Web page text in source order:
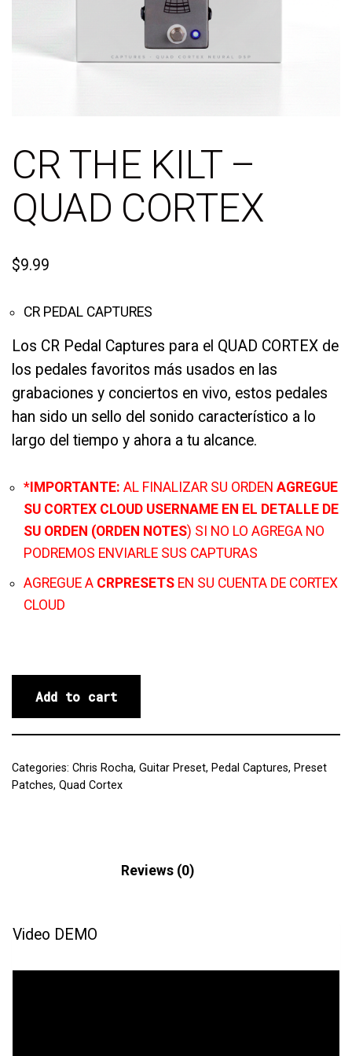
CR THE KILT –
QUAD CORTEX
$9.99
CR PEDAL CAPTURES
Los CR Pedal Captures para el QUAD CORTEX de
los pedales favoritos más usados en las
grabaciones y conciertos en vivo, estos pedales
han sido un sello del sonido característico a lo
largo del tiempo y ahora a tu alcance.
* IMPORTANTE: AL FINALIZAR SU ORDEN AGREGUE
SU CORTEX CLOUD USERNAME EN EL DETALLE DE
SU ORDEN (ORDEN NOTES) SI NO LO AGREGA NO
PODREMOS ENVIARLE SUS CAPTURAS
AGREGUE A CRPRESETS EN SU CUENTA DE CORTEX
CLOUD
Add to cart
Categories: Chris Rocha, Guitar Preset, Pedal Captures, Preset
Patches, Quad Cortex
Reviews (0)
Video DEMO